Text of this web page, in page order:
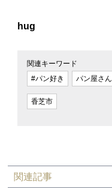
hug
関連キーワード
#パン好き
パン屋さん
香芝市
関連記事